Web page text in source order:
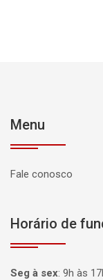
Menu
Fale conosco
Horário de
Seg à sex: 9h às